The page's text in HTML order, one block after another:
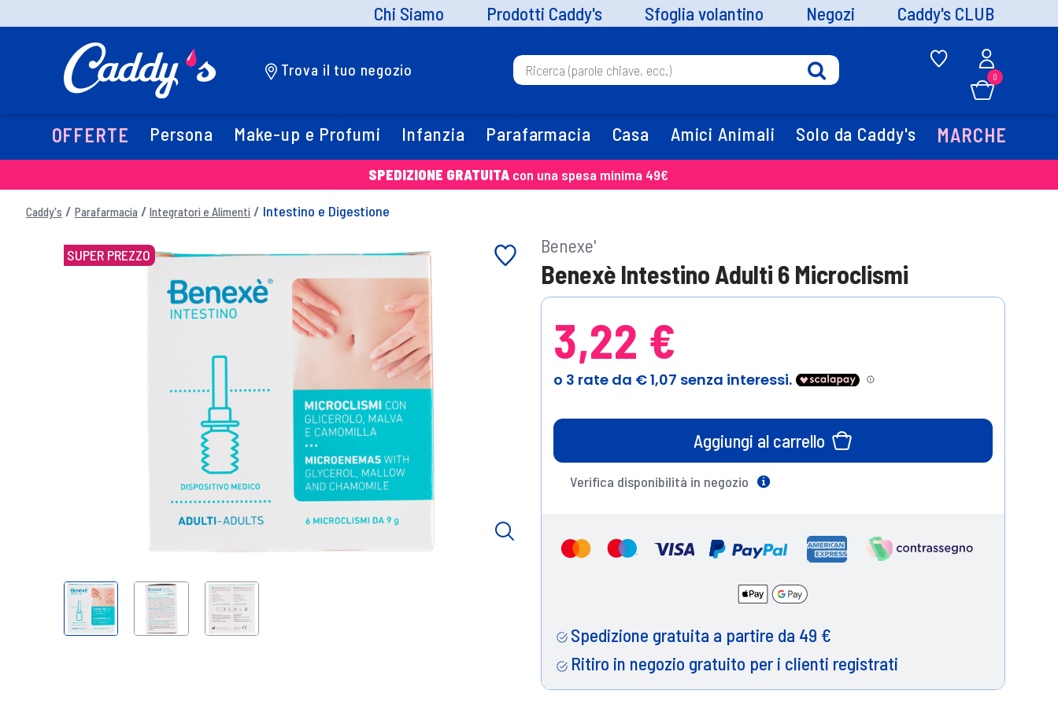
Chi Siamo Prodotti Caddy's Sfoglia volantino Negozi Caddy's CLUB
Trova il tuo negozio 0
OFFERTE Persona Make-up e Profumi Infanzia Parafarmacia Casa Amici Animali Solo da Caddy's MARCHE
SPEDIZIONE GRATUITA con una spesa minima 49€
Caddy's Parafarmacia Integratori e Alimenti Intestino e Digestione
SUPER PREZZO Benexe'
Benexè Intestino Adulti 6 Microclismi
3,22 €
Aggiungi al carrello
Verifica disponibilità in negozio
Spedizione gratuita a partire da 49 €
Ritiro in negozio gratuito per i clienti registrati